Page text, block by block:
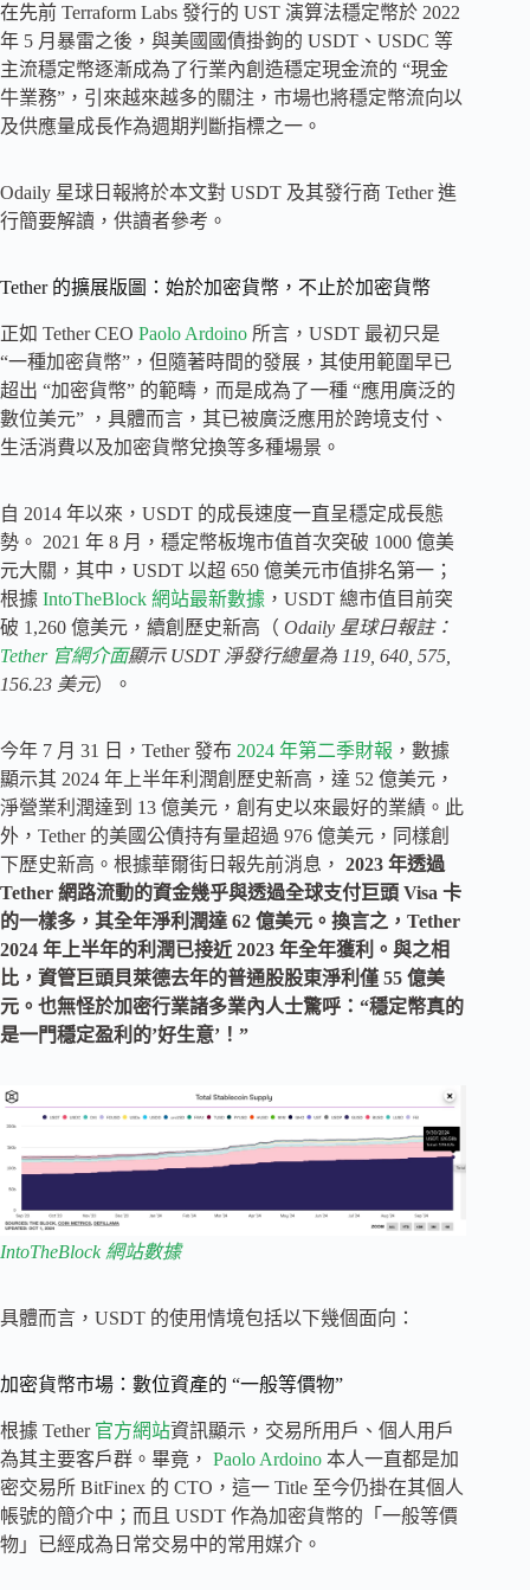
在先前 Terraform Labs 發行的 UST 演算法穩定幣於 2022
年 5 月暴雷之後，與美國國債掛鉤的 USDT、USDC 等
主流穩定幣逐漸成為了行業內創造穩定現金流的 “現金
牛業務”，引來越來越多的關注，市場也將穩定幣流向以
及供應量成長作為週期判斷指標之一。
Odaily 星球日報將於本文對 USDT 及其發行商 Tether 進
行簡要解讀，供讀者參考。
Tether 的擴展版圖：始於加密貨幣，不止於加密貨幣
正如 Tether CEO Paolo Ardoino 所言，USDT 最初只是
“一種加密貨幣”，但隨著時間的發展，其使用範圍早已
超出 “加密貨幣” 的範疇，而是成為了一種 “應用廣泛的
數位美元” ，具體而言，其已被廣泛應用於跨境支付、
生活消費以及加密貨幣兌換等多種場景。
自 2014 年以來，USDT 的成長速度一直呈穩定成長態
勢。 2021 年 8 月，穩定幣板塊市值首次突破 1000 億美
元大關，其中，USDT 以超 650 億美元市值排名第一；
根據 IntoTheBlock 網站最新數據 ，USDT 總市值目前突
破 1,260 億美元，續創歷史新高（ Odaily 星球日報註：
Tether 官網介面顯示 USDT 淨發行總量為 119, 640, 575,
156.23 美元）。
今年 7 月 31 日，Tether 發布 2024 年第二季財報 ，數據
顯示其 2024 年上半年利潤創歷史新高，達 52 億美元，
淨營業利潤達到 13 億美元，創有史以來最好的業績。此
外，Tether 的美國公債持有量超過 976 億美元，同樣創
下歷史新高。根據華爾街日報先前消息， 2023 年透過
Tether 網路流動的資金幾乎與透過全球支付巨頭 Visa 卡
的一樣多，其全年淨利潤達 62 億美元。換言之，Tether
2024 年上半年的利潤已接近 2023 年全年獲利。與之相
比，資管巨頭貝萊德去年的普通股股東淨利僅 55 億美
元。也無怪於加密行業諸多業內人士驚呼：“穩定幣真的
是一門穩定盈利的’好生意’！”
IntoTheBlock 網站數據
具體而言，USDT 的使用情境包括以下幾個面向：
加密貨幣市場：數位資產的 “一般等價物”
根據 Tether 官方網站資訊顯示，交易所用戶、個人用戶
為其主要客戶群。畢竟， Paolo Ardoino 本人一直都是加
密交易所 BitFinex 的 CTO，這一 Title 至今仍掛在其個人
帳號的簡介中；而且 USDT 作為加密貨幣的「一般等價
物」已經成為日常交易中的常用媒介。